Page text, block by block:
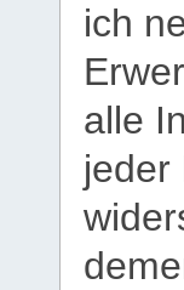
ich
alle
jeder